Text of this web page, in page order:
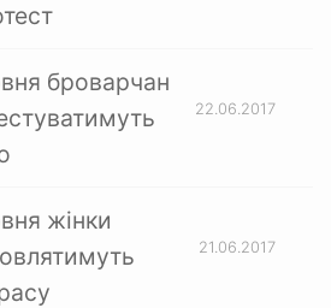
броварчан
22.06.2017
жінки
21.06.2017